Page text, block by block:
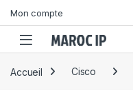
Mon compte
Accueil Cisco